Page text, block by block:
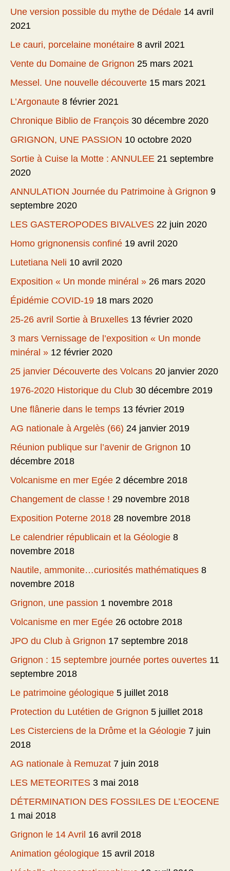
Une version possible du mythe de Dédale 14 avril
2021
Le cauri, porcelaine monétaire 8 avril 2021
Vente du Domaine de Grignon 25 mars 2021
Messel. Une nouvelle découverte 15 mars 2021
L’Argonaute 8 février 2021
Chronique Biblio de François 30 décembre 2020
GRIGNON, UNE PASSION 10 octobre 2020
Sortie à Cuise la Motte : ANNULEE 21 septembre
2020
ANNULATION Journée du Patrimoine à Grignon 9
septembre 2020
LES GASTEROPODES BIVALVES 22 juin 2020
Homo grignonensis confiné 19 avril 2020
Lutetiana Neli 10 avril 2020
Exposition « Un monde minéral » 26 mars 2020
Épidémie COVID-19 18 mars 2020
25-26 avril Sortie à Bruxelles 13 février 2020
3 mars Vernissage de l’exposition « Un monde
minéral » 12 février 2020
25 janvier Découverte des Volcans 20 janvier 2020
1976-2020 Historique du Club 30 décembre 2019
Une flânerie dans le temps 13 février 2019
AG nationale à Argelès (66) 24 janvier 2019
Réunion publique sur l’avenir de Grignon 10
décembre 2018
Volcanisme en mer Egée 2 décembre 2018
Changement de classe ! 29 novembre 2018
Exposition Poterne 2018 28 novembre 2018
Le calendrier républicain et la Géologie 8
novembre 2018
Nautile, ammonite…curiosités mathématiques 8
novembre 2018
Grignon, une passion 1 novembre 2018
Volcanisme en mer Egée 26 octobre 2018
JPO du Club à Grignon 17 septembre 2018
Grignon : 15 septembre journée portes ouvertes 11
septembre 2018
Le patrimoine géologique 5 juillet 2018
Protection du Lutétien de Grignon 5 juillet 2018
Les Cisterciens de la Drôme et la Géologie 7 juin
2018
AG nationale à Remuzat 7 juin 2018
LES METEORITES 3 mai 2018
DÉTERMINATION DES FOSSILES DE L’EOCENE
1 mai 2018
Grignon le 14 Avril 16 avril 2018
Animation géologique 15 avril 2018